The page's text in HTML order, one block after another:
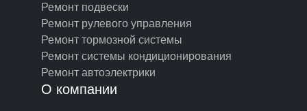
Ремонт подвески
Ремонт рулевого управления
Ремонт тормозной системы
Ремонт системы кондиционирования
Ремонт автоэлектрики
О компании